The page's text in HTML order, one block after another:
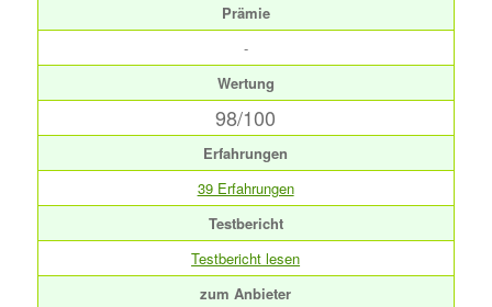
Prämie
-
Wertung
98/100
Erfahrungen
39 Erfahrungen
Testbericht
Testbericht lesen
zum Anbieter